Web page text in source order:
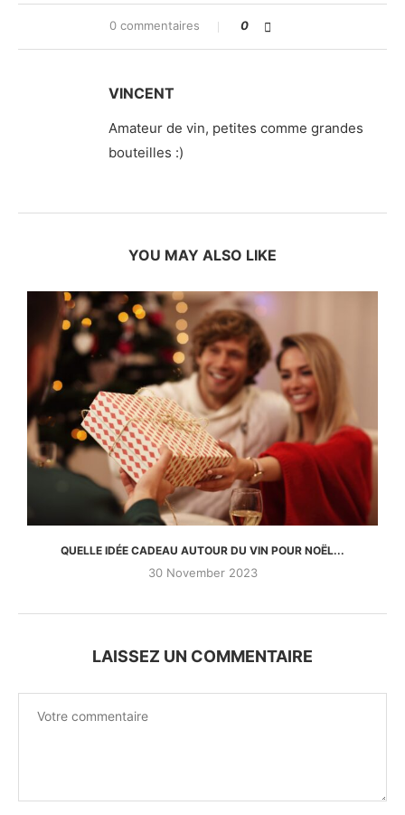
0 commentaires 0
VINCENT
Amateur de vin, petites comme grandes
bouteilles :)
YOU MAY ALSO LIKE
QUELLE IDÉE CADEAU AUTOUR DU VIN POUR NOËL...
30 November 2023
LAISSEZ UN COMMENTAIRE